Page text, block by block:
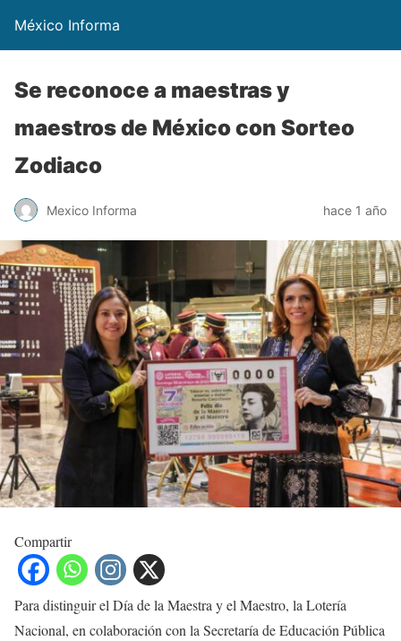
México Informa
Se reconoce a maestras y
maestros de México con Sorteo
Zodiaco
Mexico Informa hace 1 año
Compartir
Para distinguir el Día de la Maestra y el Maestro, la Lotería
Nacional, en colaboración con la Secretaría de Educación Pública